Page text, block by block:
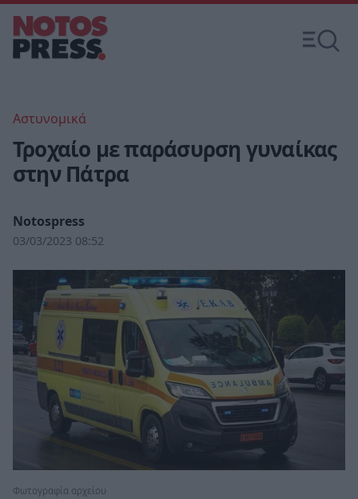
Αστυνομικά
Τροχαίο με παράσυρση γυναίκας
στην Πάτρα
Notospress
03/03/2023 08:52
Φωτογραφία αρχείου